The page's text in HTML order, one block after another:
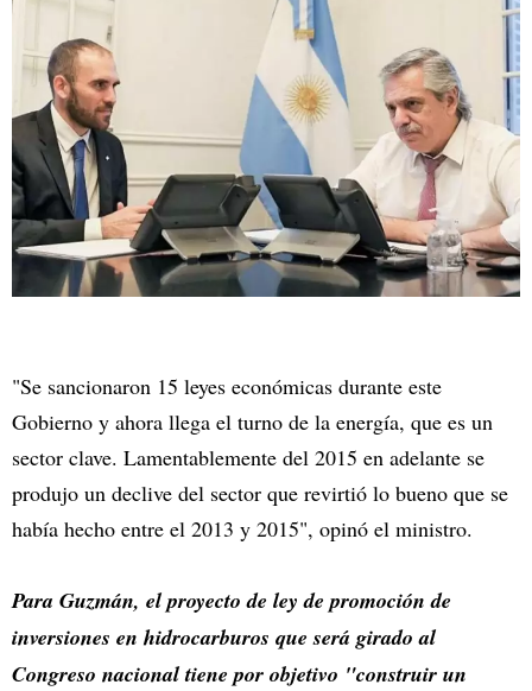
"Se sancionaron 15 leyes económicas durante este
Gobierno y ahora llega el turno de la energía, que es un
sector clave. Lamentablemente del 2015 en adelante se
produjo un declive del sector que revirtió lo bueno que se
había hecho entre el 2013 y 2015", opinó el ministro.
Para Guzmán, el proyecto de ley de promoción de
inversiones en hidrocarburos que será girado al
Congreso nacional tiene por objetivo "construir un